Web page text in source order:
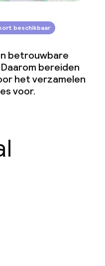
beschikbaar
betrouwbare
bereiden
het verzamelen
voor.